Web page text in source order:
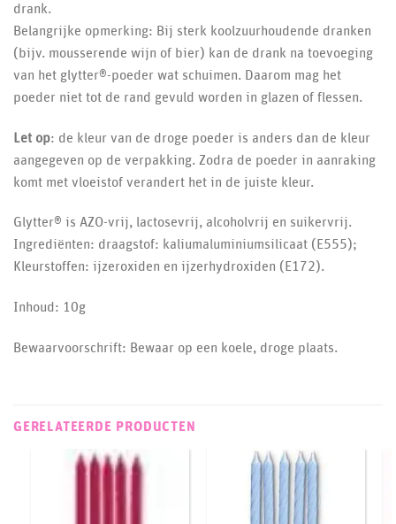
drank.
Belangrijke opmerking: Bij sterk koolzuurhoudende dranken
(bijv. mousserende wijn of bier) kan de drank na toevoeging
van het glytter®-poeder wat schuimen. Daarom mag het
poeder niet tot de rand gevuld worden in glazen of flessen.
Let op: de kleur van de droge poeder is anders dan de kleur
aangegeven op de verpakking. Zodra de poeder in aanraking
komt met vloeistof verandert het in de juiste kleur.
Glytter® is AZO-vrij, lactosevrij, alcoholvrij en suikervrij.
Ingrediënten: draagstof: kaliumaluminiumsilicaat (E555);
Kleurstoffen: ijzeroxiden en ijzerhydroxiden (E172).
Inhoud: 10g
Bewaarvoorschrift: Bewaar op een koele, droge plaats.
GERELATEERDE PRODUCTEN